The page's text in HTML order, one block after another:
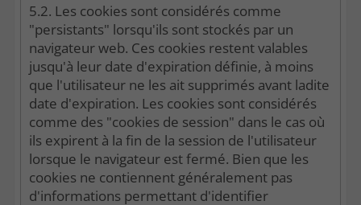
5.2. Les cookies sont considérés comme
"persistants" lorsqu'ils sont stockés par un
navigateur web. Ces cookies restent valables
jusqu'à leur date d'expiration définie, à moins
que l'utilisateur ne les ait supprimés avant ladite
date d'expiration. Les cookies sont considérés
comme des "cookies de session" dans le cas où
ils expirent à la fin de la session de l'utilisateur
lorsque le navigateur est fermé. Bien que les
cookies ne contiennent généralement pas
d'informations permettant d'identifier